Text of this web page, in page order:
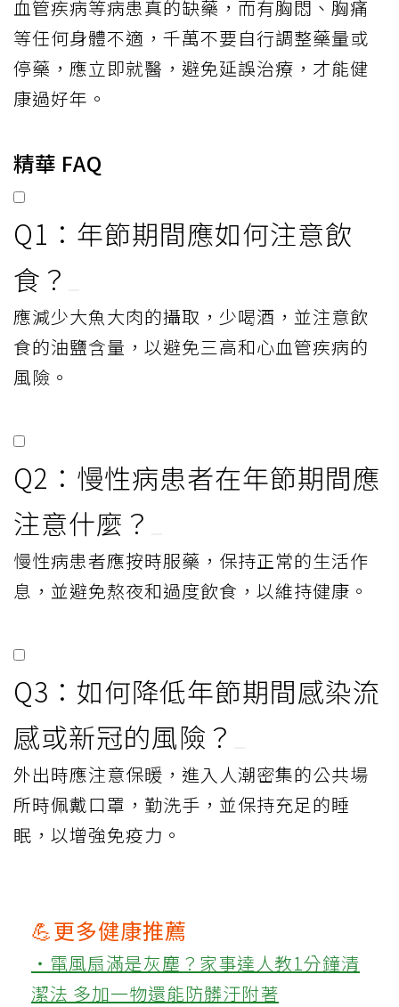
血管疾病等病患真的缺藥，而有胸悶、胸痛
等任何身體不適，千萬不要自行調整藥量或
停藥，應立即就醫，避免延誤治療，才能健
康過好年。
精華 FAQ
Q1：年節期間應如何注意飲
食？
應減少大魚大肉的攝取，少喝酒，並注意飲
食的油鹽含量，以避免三高和心血管疾病的
風險。
Q2：慢性病患者在年節期間應
注意什麼？
慢性病患者應按時服藥，保持正常的生活作
息，並避免熬夜和過度飲食，以維持健康。
Q3：如何降低年節期間感染流
感或新冠的風險？
外出時應注意保暖，進入人潮密集的公共場
所時佩戴口罩，勤洗手，並保持充足的睡
眠，以增強免疫力。
💪更多健康推薦
‧電風扇滿是灰塵？家事達人教1分鐘清
潔法 多加一物還能防髒汙附著